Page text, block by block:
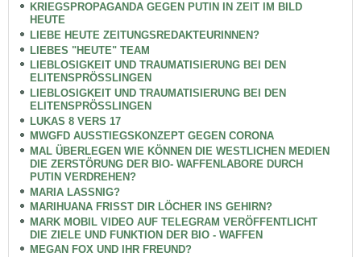
KRIEGSPROPAGANDA GEGEN PUTIN IN ZEIT IM BILD
HEUTE
LIEBE HEUTE ZEITUNGSREDAKTEURINNEN?
LIEBES "HEUTE" TEAM
LIEBLOSIGKEIT UND TRAUMATISIERUNG BEI DEN
ELITENSPRÖSSLINGEN
LIEBLOSIGKEIT UND TRAUMATISIERUNG BEI DEN
ELITENSPRÖSSLINGEN
LUKAS 8 VERS 17
MWGFD AUSSTIEGSKONZEPT GEGEN CORONA
MAL ÜBERLEGEN WIE KÖNNEN DIE WESTLICHEN MEDIEN
DIE ZERSTÖRUNG DER BIO- WAFFENLABORE DURCH
PUTIN VERDREHEN?
MARIA LASSNIG?
MARIHUANA FRISST DIR LÖCHER INS GEHIRN?
MARK MOBIL VIDEO AUF TELEGRAM VERÖFFENTLICHT
DIE ZIELE UND FUNKTION DER BIO - WAFFEN
MEGAN FOX UND IHR FREUND?